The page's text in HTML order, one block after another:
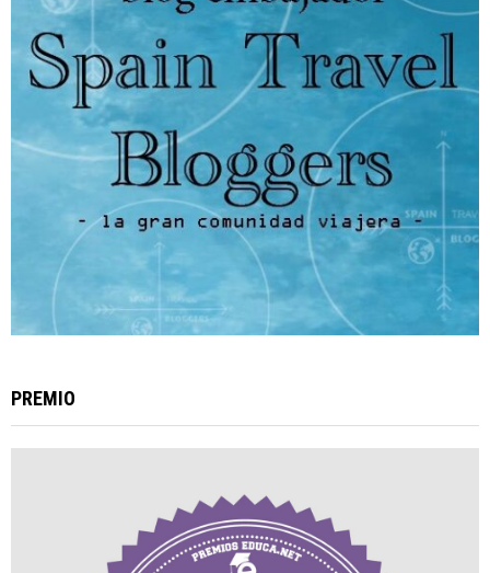
PREMIO